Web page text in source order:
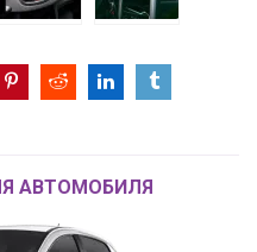
АВТОМОБИЛЯ